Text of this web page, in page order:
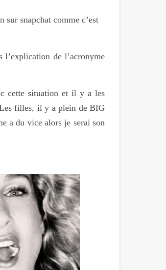
snapchat comme c’est
l’explication de l’acronyme
cette situation et il y a les
Les filles, il y a plein de BIG
a du vice alors je serai son